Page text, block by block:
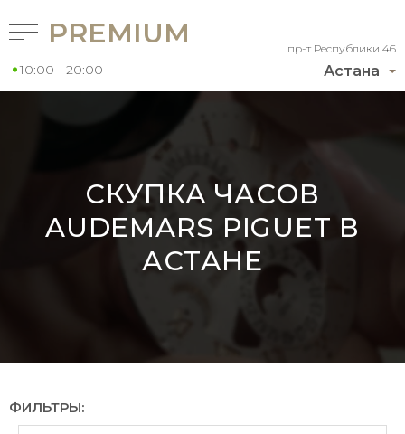
Астана
пр-т Республики 46
PREMIUM
10:00 - 20:00
СКУПКА ЧАСОВ
AUDEMARS PIGUET В
АСТАНЕ
ФИЛЬТРЫ: